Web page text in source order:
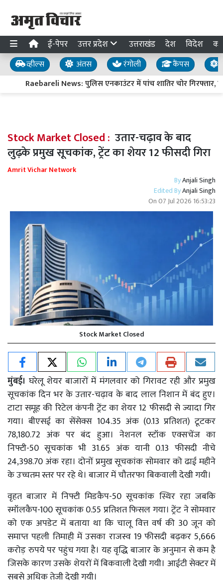
ई-पेपर उत्तर प्रदेश उत्तराखंड देश विदेश
व्हील्स अंतस रंगोली कैंपस
Raebareli News: पुलिस एनकाउंटर में पांच शातिर चोर गिरफ्तार,
Stock Market Closed : उतार-चढ़ाव के बाद
लुढ़के प्रमुख सूचकांक, ट्रेंट का शेयर 12 फीसदी गिरा
Amrit Vichar Network
ByAnjali Singh
Edited ByAnjali Singh
On07 Jul 2026 16:53:23
Stock Market Closed
मुंबई।घरेलू शेयर बाजारों में मंगलवार को गिरावट रही और प्रमुख
सूचकांक दिन भर के उतार-चढ़ाव के बाद लाल निशान में बंद हुए।
टाटा समूह की रिटेल कंपनी ट्रेंट का शेयर 12 फीसदी से ज्यादा गिर
गया। बीएसई का सेंसेक्स 104.35 अंक (0.13 प्रतिशत) टूटकर
78,180.72 अंक पर बंद हुआ। नेशनल स्टॉक एक्सचेंज का
निफ्टी-50 सूचकांक भी 31.65 अंक यानी 0.13 फीसदी नीचे
24,398.70 अंक रहा। दोनों प्रमुख सूचकांक सोमवार को ढाई महीने
के उच्चतम स्तर पर रहे थे। बाजार में चौतरफा बिकवाली देखी गयी।
वृहत बाजार में निफ्टी मिडकैप-50 सूचकांक स्थिर रहा जबकि
स्मॉलकैप-100 सूचकांक 0.55 प्रतिशत फिसल गया। ट्रेंट ने सोमवार
को एक अपडेट में बताया था कि चालू वित्त वर्ष की 30 जून को
समाप्त पहली तिमाही में उसका राजस्व 19 फीसदी बढ़कर 5,666
करोड़ रुपये पर पहुंच गया है। यह वृद्धि बाजार के अनुमान से कम है
जिसके कारण उसके शेयरों में बिकवाली देखी गयी। आईटी सेक्टर में
सबसे अधिक तेजी देखी गयी।